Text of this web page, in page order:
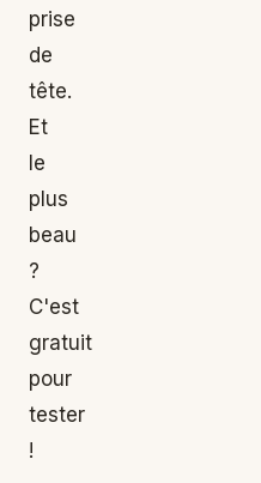
prise
de
tête.
Et
le
plus
beau
?
C'est
gratuit
pour
tester
!